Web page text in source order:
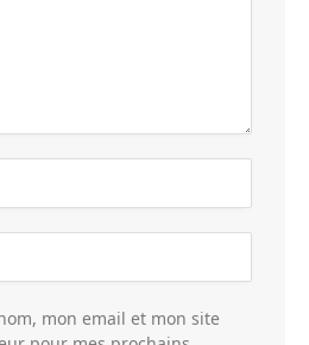
mon email et mon site